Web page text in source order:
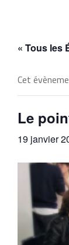
« Tous les
Cet
Le
19 janvier